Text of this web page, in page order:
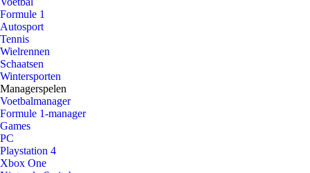
Formule 1
Autosport
Tennis
Wielrennen
Schaatsen
Wintersporten
Managerspelen
Voetbalmanager
Formule 1-manager
Games
PC
Playstation 4
Xbox One